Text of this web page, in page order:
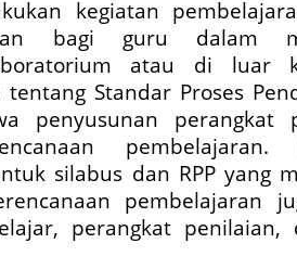
kegiatan
bagi guru dalam
atau di luar
Standar Proses
penyusunan perangkat
pembelajaran.
silabus dan RPP yang
pembelajaran
perangkat penilaian,